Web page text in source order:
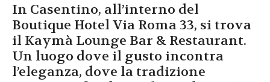
In Casentino, all’interno del
Boutique Hotel Via Roma 33, si trova
il Kaymà Lounge Bar & Restaurant.
Un luogo dove il gusto incontra
l’eleganza, dove la tradizione